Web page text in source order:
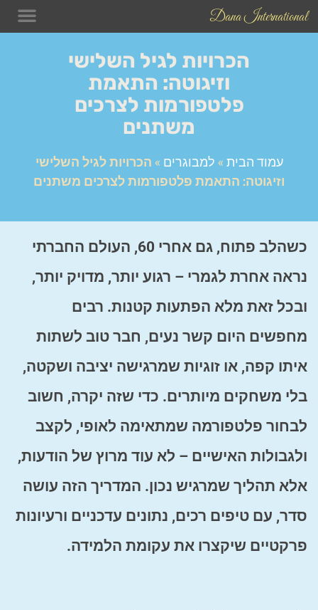
Dana International
הכרויות לגיל השלישי
וזיגוטה: התאמת
פלטפורמות לצרכים
משתנים
עמוד הבית » למבוגרים » הכרויות לגיל השלישי
וזיגוטה: התאמת פלטפורמות לצרכים משתנים
כשהלב פתוח, גם אחרי 60, העולם החברתי
נראה אחרת לגמרי – רגוע יותר, מדויק יותר,
ובכל זאת מלא הפתעות קטנות. רבים
מחפשים היום קשר נעים, חבר טוב לשתות
איתו קפה, או זוגיות שמרגישה יציבה ושקטה,
בלי משחקים מיותרים. כדי שזה יקרה, חשוב
לבחור פלטפורמה שמתאימה לאופי, לקצב
ולגבולות האישיים – לא עוד מרוץ של הודעות,
אלא תהליך שמרגיש נכון. המדריך הזה עושה
סדר, עם טיפים רכים, נתונים עדכניים ורעיונות
פרקטיים שיקצרו את עקומת הלמידה.